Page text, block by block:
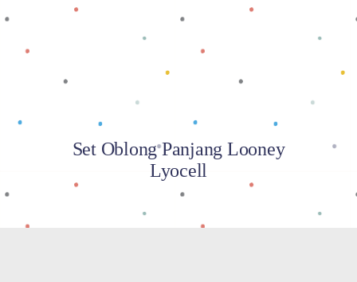
Set Oblong Panjang Looney
Lyocell